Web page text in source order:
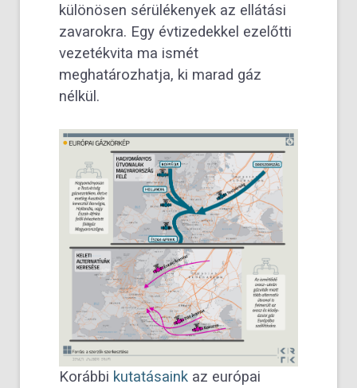
különösen sérülékenyek az ellátási
zavarokra. Egy évtizedekkel ezelőtti
vezetékvita ma ismét
meghatározhatja, ki marad gáz
nélkül.
Korábbi kutatásaink az európai